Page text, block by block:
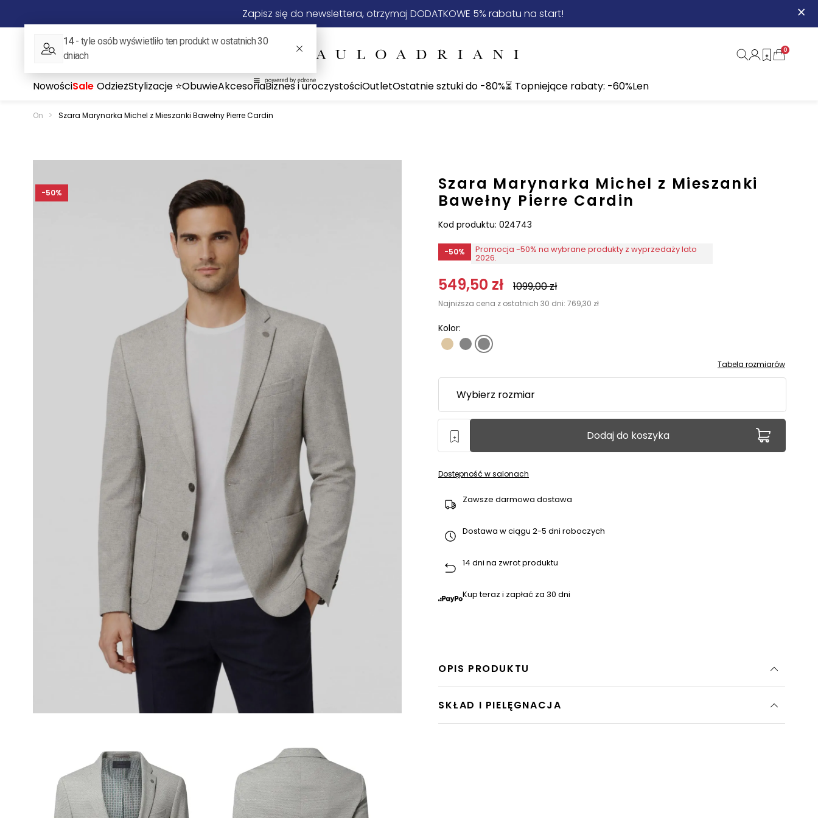
Zapisz się do newslettera, otrzymaj DODATKOWE 5% rabatu na start! ×
ON ONA 0
NowościSale OdzieżStylizacje ⭐ObuwieAkcesoriaBiznes i uroczystościOutletOstatnie sztuki do -80%⏳ Topniejące rabaty: -60%Len
On > Szara Marynarka Michel z Mieszanki Bawełny Pierre Cardin
-50%
Szara Marynarka Michel z Mieszanki
Bawełny Pierre Cardin
Kod produktu: 024743
-50% Promocja -50% na wybrane produkty z wyprzedaży lato
2026.
549,50 zł 1099,00zł
Najniższa cena z ostatnich 30 dni: 769,30 zł
Kolor:
Tabela rozmiarów
Dodaj do koszyka
Dostępność w salonach
Zawsze darmowa dostawa
Dostawa w ciągu 2-5 dni roboczych
14 dni na zwrot produktu
Kup teraz i zapłać za 30 dni
OPIS PRODUKTU
SKŁAD I PIELĘGNACJA